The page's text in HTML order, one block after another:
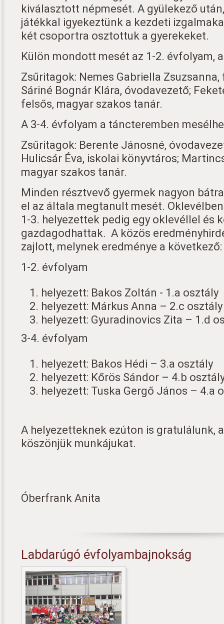
kiválasztott népmesét. A gyülekező
játékkal igyekeztünk a kezdeti
két csoportra osztottuk a gyerekeket.
Külön mondott mesét az 1-2. évfolyam,
Zsűritagok: Nemes Gabriella
Sáriné Bognár Klára, óvodavezető;
felsős, magyar szakos tanár.
A 3-4. évfolyam a táncteremben
Zsűritagok: Berente Jánosné,
Hulicsár Éva, iskolai könyvtáros;
magyar szakos tanár.
Minden résztvevő gyermek nagyon
el az általa megtanult mesét.
1-3. helyezettek pedig egy oklevéllel és
gazdagodhattak. A közös
zajlott, melynek eredménye a következő:
1-2. évfolyam
helyezett: Bakos Zoltán - 1.a osztály
helyezett: Márkus Anna – 2.c osztály
helyezett: Gyuradinovics Zita – 1.d
3-4. évfolyam
helyezett: Bakos Hédi – 3.a osztály
helyezett: Kőrös Sándor – 4.b
helyezett: Tuska Gergő János – 4.a
A helyezetteknek ezúton is gratulálunk,
köszönjük munkájukat.
Óberfrank Anita
Labdarúgó évfolyambajnokság